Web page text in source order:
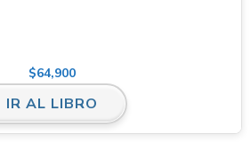
$64,900
IR AL LIBRO